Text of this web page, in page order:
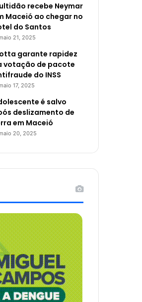
recebe Neymar
Maceió ao chegar no
do Santos
21, 2025
garante rapidez
votação de pacote
do INSS
17, 2025
é salvo
deslizamento de
em Maceió
20, 2025